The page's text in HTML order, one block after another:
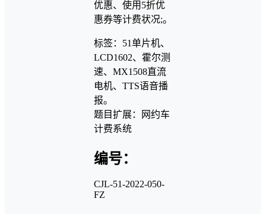
优惠、使用5折优
惠券等计费状况;。
标签：51单片机、
LCD1602、霍尔测
速、MX1508直流
电机、TTS语音播
报。
题目扩展：网约车
计费系统
编号：
CJL-51-2022-050-
FZ